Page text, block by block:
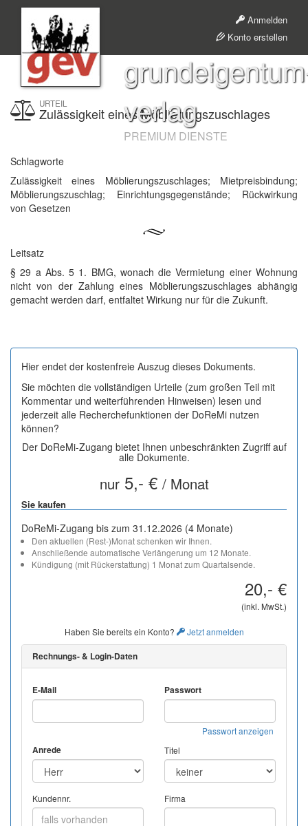
Anmelden
Konto erstellen
verlag
PREMIUM DIENSTE
URTEIL
Zulässigkeit eines Möblierungszuschlages
Schlagworte
Zulässigkeit eines Möblierungszuschlages; Mietpreisbindung;
Möblierungszuschlag; Einrichtungsgegenstände; Rückwirkung
von Gesetzen
Leitsatz
§ 29 a Abs. 5 1. BMG, wonach die Vermietung einer Wohnung
nicht von der Zahlung eines Möblierungszuschlages abhängig
gemacht werden darf, entfaltet Wirkung nur für die Zukunft.
Hier endet der kostenfreie Auszug dieses Dokuments.
Sie möchten die vollständigen Urteile (zum großen Teil mit
Kommentar und weiterführenden Hinweisen) lesen und
jederzeit alle Recherchefunktionen der DoReMi nutzen
können?
Der DoReMi-Zugang bietet Ihnen unbeschränkten Zugriff auf
alle Dokumente.
nur5,- € / Monat
Sie kaufen
DoReMi-Zugang bis zum 31.12.2026 (4 Monate)
Den aktuellen (Rest-)Monat schenken wir Ihnen.
Anschließende automatische Verlängerung um 12 Monate.
Kündigung (mit Rückerstattung) 1 Monat zum Quartalsende.
20,- €
(inkl. MwSt.)
Haben Sie bereits ein Konto? Jetzt anmelden
Rechnungs- & Login-Daten
E-Mail Passwort
Passwort anzeigen
Anrede Titel
Kundennr. Firma